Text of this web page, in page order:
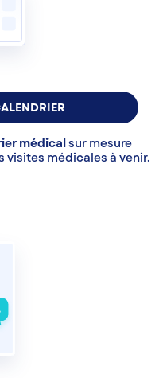
médicalsur mesure
visites médicales à venir.